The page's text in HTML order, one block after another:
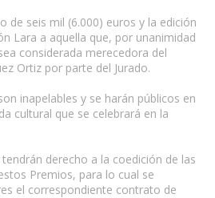
de seis mil (6.000) euros y la edición
Lara a aquella que, por unanimidad
considerada merecedora del
Ortiz por parte del Jurado.
inapelables y se harán públicos en
cultural que se celebrará en la
derecho a la coedición de las
Premios, para lo cual se
el correspondiente contrato de